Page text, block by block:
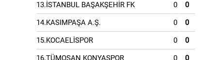
13.İSTANBUL BAŞAKŞEHİR FK 0 0
14.KASIMPAŞA A.Ş. 0 0
15.KOCAELİSPOR 0 0
16.TÜMOSAN KONYASPOR 0 0